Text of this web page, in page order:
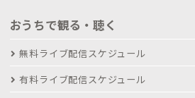
おうちで観る・聴く
無料ライブ配信スケジュール
有料ライブ配信スケジュール